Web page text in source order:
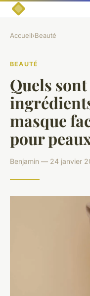
Accueil›Beauté
BEAUTÉ
Quels
masque
pour
Benjamin — 24 janvier